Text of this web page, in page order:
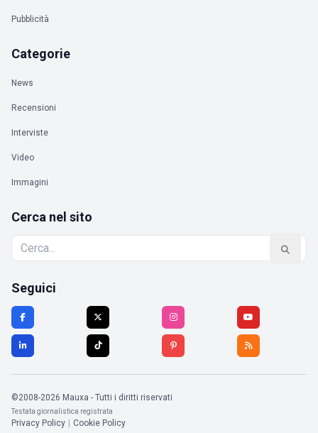
Pubblicità
Categorie
News
Recensioni
Interviste
Video
Immagini
Cerca nel sito
Seguici
©2008-2026 Mauxa - Tutti i diritti riservati
Testata giornalistica registrata
Privacy Policy Cookie Policy